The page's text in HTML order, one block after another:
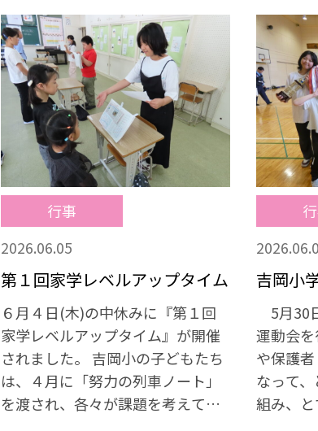
に育て
方々の
どもた
いまし
てくれ
行事
2026.06.05
第１回家学レベルアップタイム
６月４日(木)の中休みに『第１回
家学レベルアップタイム』が開催
されました。 吉岡小の子どもたち
は、４月に「努力の列車ノート」
を渡され、各々が課題を考えてい
吉岡小
5月30
運動会
や保護
なって
組み、